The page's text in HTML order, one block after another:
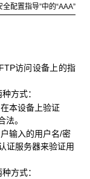
全配置指导”中的“AAA”
访问设备上的指
方式：
本设备上验证
。
输入的用户名/密
证服务器来验证用
方式：